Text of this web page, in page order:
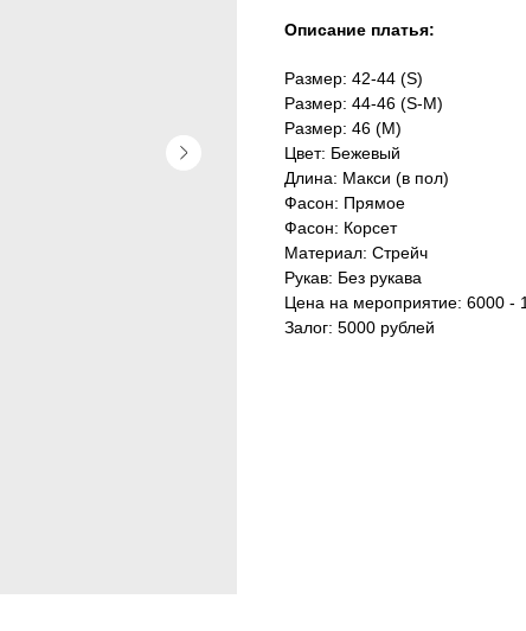
Описание платья:
Размер: 42-44 (S)
Размер: 44-46 (S-M)
Размер: 46 (М)
Цвет: Бежевый
Длина: Макси (в пол)
Фасон: Прямое
Фасон: Корсет
Материал: Стрейч
Рукав: Без рукава
Цена на мероприятие: 6000 -
Залог: 5000 рублей